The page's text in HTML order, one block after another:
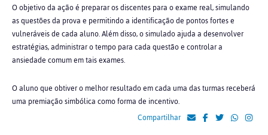
O objetivo da ação é preparar os discentes para o exame real, simulando
as questões da prova e permitindo a identificação de pontos fortes e
vulneráveis de cada aluno. Além disso, o simulado ajuda a desenvolver
estratégias, administrar o tempo para cada questão e controlar a
ansiedade comum em tais exames.
O aluno que obtiver o melhor resultado em cada uma das turmas receberá
uma premiação simbólica como forma de incentivo.
Compartilhar